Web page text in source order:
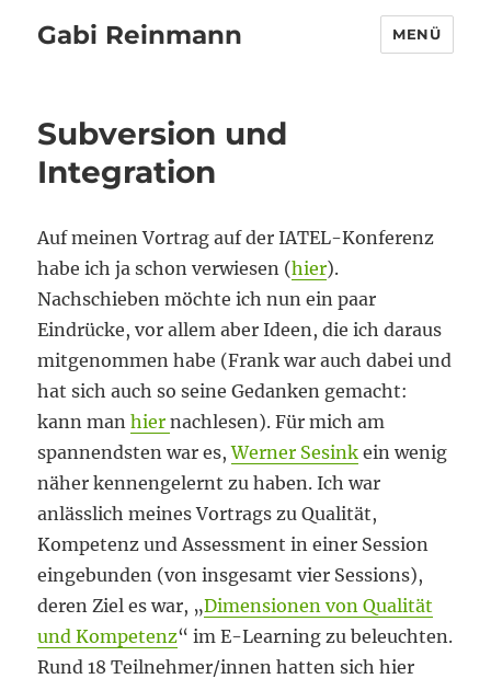
Gabi Reinmann MENÜ
Subversion und
Integration
Auf meinen Vortrag auf der IATEL-Konferenz
habe ich ja schon verwiesen (hier).
Nachschieben möchte ich nun ein paar
Eindrücke, vor allem aber Ideen, die ich daraus
mitgenommen habe (Frank war auch dabei und
hat sich auch so seine Gedanken gemacht:
kann manhiernachlesen). Für mich am
spannendsten war es,Werner Sesink ein wenig
näher kennengelernt zu haben. Ich war
anlässlich meines Vortrags zu Qualität,
Kompetenz und Assessment in einer Session
eingebunden (von insgesamt vier Sessions),
deren Ziel es war, „Dimensionen von Qualität
und Kompetenz“ im E-Learning zu beleuchten.
Rund 18 Teilnehmer/innen hatten sich hier